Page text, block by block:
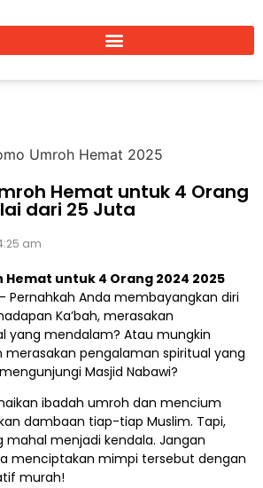
Hemat untuk 4 Orang
dari 25 Juta
am
Hemat untuk 4 Orang 2024 2025
– Pernahkah Anda membayangkan diri
Ka’bah, merasakan
yang mendalam? Atau mungkin
pengalaman spiritual yang
Masjid Nabawi?
ibadah umroh dan mencium
dambaan tiap-tiap Muslim. Tapi,
mahal menjadi kendala. Jangan
menciptakan mimpi tersebut dengan
murah!